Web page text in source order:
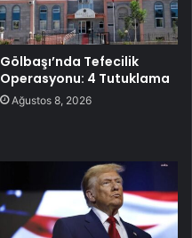
Gölbaşı’nda Tefecilik
Operasyonu: 4 Tutuklama
Ağustos 8, 2026